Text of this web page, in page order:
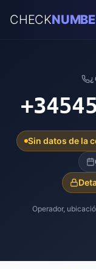
CHECK
Sin datos de la
Operador,